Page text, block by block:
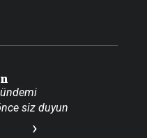
siz duyun